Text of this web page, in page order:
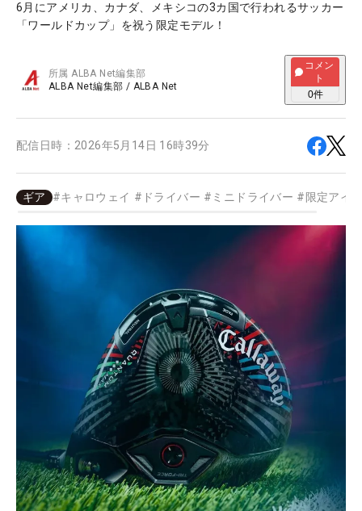
6月にアメリカ、カナダ、メキシコの3カ国で行われるサッカー
「ワールドカップ」を祝う限定モデル！
所属ALBA Net編集部
ALBA Net編集部 / ALBA Net
コメン
ト
0件
配信日時： 2026年5月14日 16時39分
ギア #キャロウェイ # ドライバー # ミニドライバー # 限定アイ